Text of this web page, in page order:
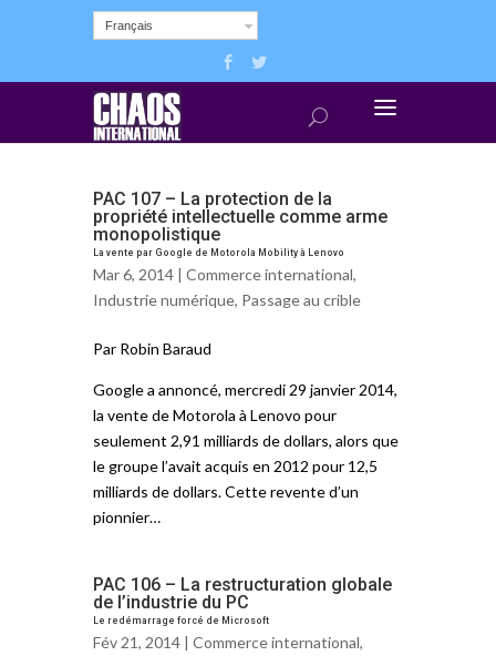
Français
PAC 107 – La protection de la
propriété intellectuelle comme arme
monopolistique
La vente par Google de Motorola Mobility à Lenovo
Mar 6, 2014 | Commerce international,
Industrie numérique, Passage au crible
Par Robin Baraud
Google a annoncé, mercredi 29 janvier 2014,
la vente de Motorola à Lenovo pour
seulement 2,91 milliards de dollars, alors que
le groupe l’avait acquis en 2012 pour 12,5
milliards de dollars. Cette revente d’un
pionnier…
PAC 106 – La restructuration globale
de l’industrie du PC
Le redémarrage forcé de Microsoft
Fév 21, 2014 | Commerce international,